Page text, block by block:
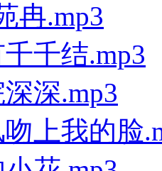
冉.mp3
千结.mp3
深.mp3
上我的脸